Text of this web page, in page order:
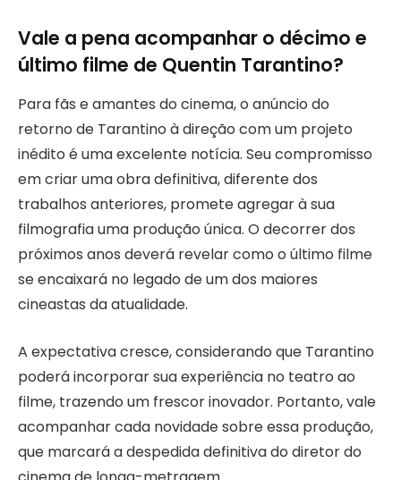
Vale a pena acompanhar o décimo e
último filme de Quentin Tarantino?
Para fãs e amantes do cinema, o anúncio do
retorno de Tarantino à direção com um projeto
inédito é uma excelente notícia. Seu compromisso
em criar uma obra definitiva, diferente dos
trabalhos anteriores, promete agregar à sua
filmografia uma produção única. O decorrer dos
próximos anos deverá revelar como o último filme
se encaixará no legado de um dos maiores
cineastas da atualidade.
A expectativa cresce, considerando que Tarantino
poderá incorporar sua experiência no teatro ao
filme, trazendo um frescor inovador. Portanto, vale
acompanhar cada novidade sobre essa produção,
que marcará a despedida definitiva do diretor do